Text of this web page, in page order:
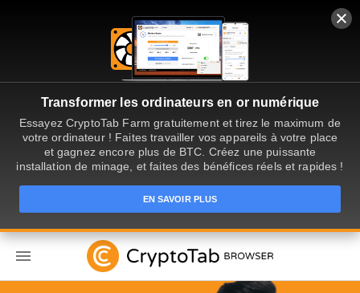
Transformer les ordinateurs en or numérique
Essayez CryptoTab Farm gratuitement et tirez le maximum de
votre ordinateur ! Faites travailler vos appareils à votre place
et gagnez encore plus de BTC. Créez une puissante
installation de minage, et faites des bénéfices réels et rapides !
EN SAVOIR PLUS